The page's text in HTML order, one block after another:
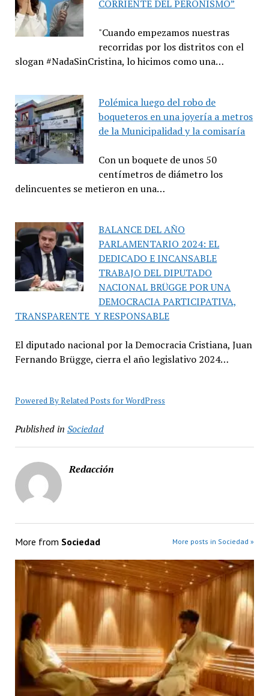
CORRIENTE DEL PERONISMO”
"Cuando empezamos nuestras
recorridas por los distritos con el
slogan #NadaSinCristina, lo hicimos como una…
Polémica luego del robo de
boqueteros en una joyería a metros
de la Municipalidad y la comisaría
Con un boquete de unos 50
centímetros de diámetro los
delincuentes se metieron en una…
BALANCE DEL AÑO
PARLAMENTARIO 2024: EL
DEDICADO E INCANSABLE
TRABAJO DEL DIPUTADO
NACIONAL BRÜGGE POR UNA
DEMOCRACIA PARTICIPATIVA,
TRANSPARENTE Y RESPONSABLE
El diputado nacional por la Democracia Cristiana, Juan
Fernando Brügge, cierra el año legislativo 2024…
Powered By Related Posts for WordPress
Published in Sociedad
Redacción
More from Sociedad More posts in Sociedad »